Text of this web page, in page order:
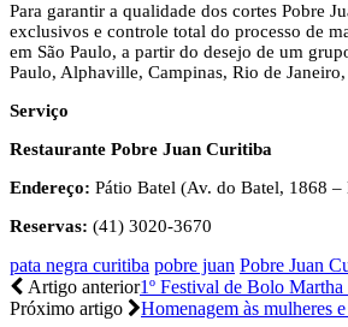
Para garantir a qualidade dos cortes Pobre
exclusivos e controle total do processo de
em São Paulo, a partir do desejo de um
Paulo, Alphaville, Campinas, Rio de
Serviço
Restaurante Pobre Juan Curitiba
Endereço: Pátio Batel (Av. do Batel, 1868
Reservas: (41) 3020-3670
pata negra curitiba pobre juan Pobre Juan
Artigo anterior1º Festival de Bolo
Próximo artigo
Homenagem às mulheres